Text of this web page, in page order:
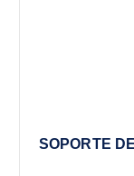
SOPORTE